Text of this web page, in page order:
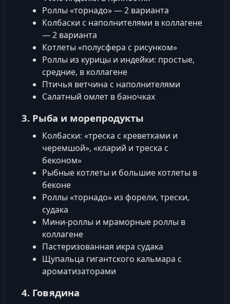
Роллы «торнадо» — 2 варианта
Колбаски с наполнителями в коллагене
— 2 варианта
Котлеты «полусфера с рисунком»
Роллы из курицы и индейки: простые,
средние, в коллагене
Птичья ветчина с наполнителями
Салатный омлет в баночках
3. Рыба и морепродукты
Колбаски: «треска с креветками и
черемшой», «кларий и треска с
беконом»
Рыбные котлеты и большие котлеты в
беконе
Роллы «торнадо» из форели, трески,
судака
Мини‑роллы и мраморные роллы в
коллагене
Пастеризованная икра судака
Щупальца гигантского кальмара с
ароматизаторами
4. Говядина